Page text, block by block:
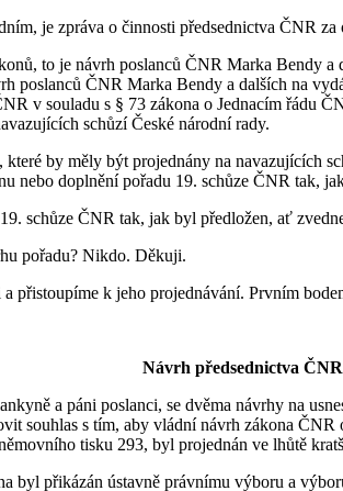
je zpráva o činnosti předsednictva ČNR
to je návrh poslanců ČNR Marka Bendy
poslanců ČNR Marka Bendy a dalších na
v souladu s § 73 zákona o Jednacím řádu
schůzí České národní rady.
by měly být projednány na navazujících
nebo doplnění pořadu 19. schůze ČNR tak,
schůze ČNR tak, jak byl předložen, ať
pořadu? Nikdo. Děkuji.
přistoupíme k jeho projednávání. Prvním
Návrh předsednictva
a páni poslanci, se dvěma návrhy na
souhlas s tím, aby vládní návrh zákona
tisku 293, byl projednán ve lhůtě
byl přikázán ústavně právnímu výboru a